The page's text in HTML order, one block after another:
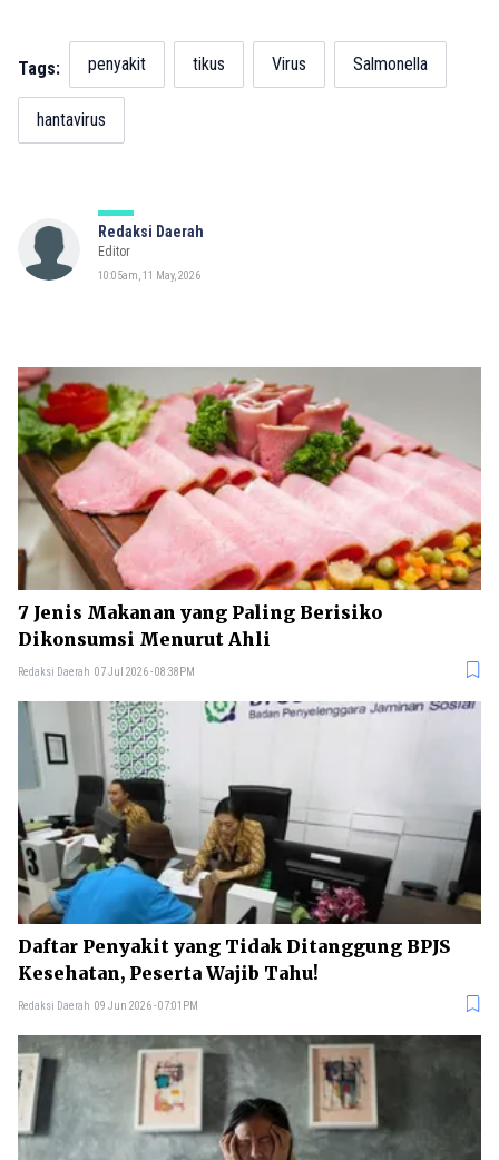
Tags: penyakit tikus Virus Salmonella
hantavirus
Redaksi Daerah
Editor
10:05am, 11 May, 2026
7 Jenis Makanan yang Paling Berisiko
Dikonsumsi Menurut Ahli
Redaksi Daerah 07 Jul 2026 - 08:38PM
Daftar Penyakit yang Tidak Ditanggung BPJS
Kesehatan, Peserta Wajib Tahu!
Redaksi Daerah 09 Jun 2026 - 07:01PM